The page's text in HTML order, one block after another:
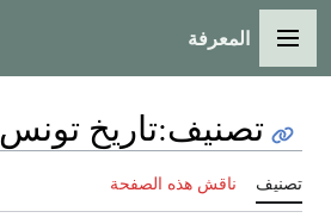
القائمة الرئيسية
المعرفة
تصنيف:تاريخ تونس
تصنيف ناقش هذه الصفحة